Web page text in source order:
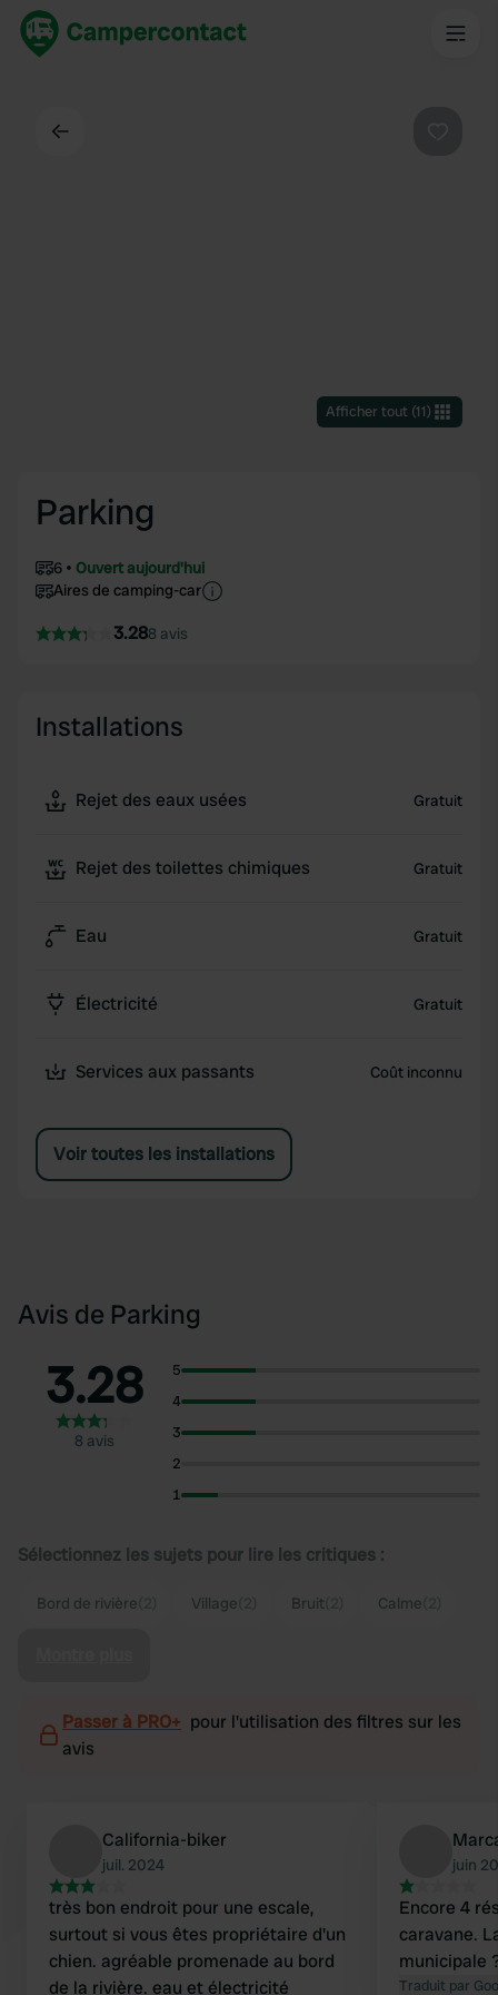
Afficher tout(11)
Parking
6
Ouvert aujourd'hui
Aires de camping-car
3.288 avis
Installations
Rejet des eaux usées Gratuit
Rejet des toilettes chimiques Gratuit
Eau Gratuit
Électricité Gratuit
Services aux passants Coût inconnu
Voir toutes les installations
Avis de Parking
3.28
8 avis
5
4
3
2
1
Sélectionnez les sujets pour lire les critiques :
Bord de rivière Village Bruit Calme
Passer à PRO+ pour l'utilisation des filtres sur les
avis
California-biker
juil. 2024
très bon endroit pour une escale,
surtout si vous êtes propriétaire d'un
chien. agréable promenade au bord
de la rivière. eau et électricité
juin
Encore 4
caravane.
municipale
Traduit par